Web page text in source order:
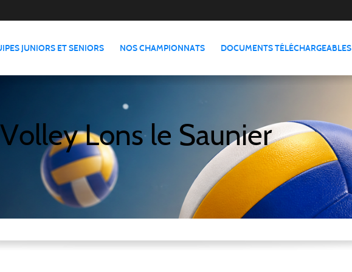
JUNIORS ET SENIORS NOS CHAMPIONNATS DOCUMENTS TÉLÉCHARGEABLES
Volley Lons le Saunier